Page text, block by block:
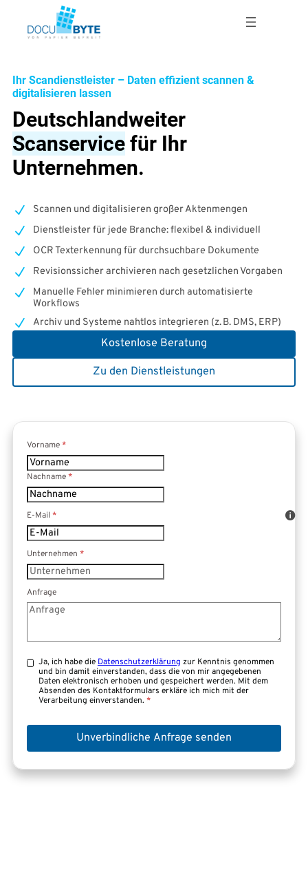
Inhalt
springen
Ihr Scandienstleister – Daten effizient scannen &
digitalisieren lassen
Deutschlandweiter
Scanservice für Ihr
Unternehmen.
Scannen und digitalisieren großer Aktenmengen
Dienstleister für jede Branche: flexibel & individuell
OCR Texterkennung für durchsuchbare Dokumente
Revisionssicher archivieren nach gesetzlichen Vorgaben
Manuelle Fehler minimieren durch automatisierte
Workflows
Archiv und Systeme nahtlos integrieren (z. B. DMS, ERP)
Kostenlose Beratung
Zu den Dienstleistungen
Formular überspringen
Vorname*
Nachname*
E-Mail *
Unternehmen *
Anfrage
Ja, ich habe die Datenschutzerklärung zur Kenntnis genommen
und bin damit einverstanden, dass die von mir angegebenen
Daten elektronisch erhoben und gespeichert werden. Mit dem
Absenden des Kontaktformulars erkläre ich mich mit der
Verarbeitung einverstanden. *
Unverbindliche Anfrage senden